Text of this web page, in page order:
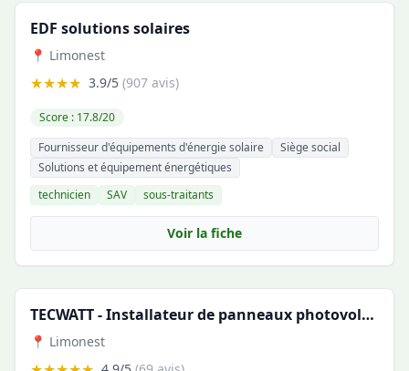
EDF solutions solaires
📍 Limonest
★★★★ 3.9/5 (907 avis)
Score : 17.8/20
Fournisseur d'équipements d'énergie solaire
Siège social
Solutions et équipement énergétiques
technicien
SAV sous-traitants
Voir la fiche
TECWATT - Installateur de panneaux photovoltaïques en Rhône-Alpes
📍 Limonest